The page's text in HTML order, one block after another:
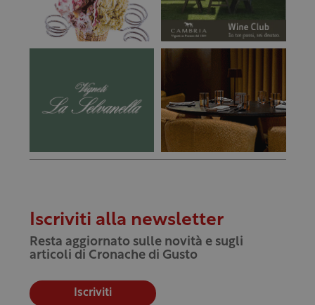
Iscriviti alla newsletter
Resta aggiornato sulle novità e sugli
articoli di Cronache di Gusto
Iscriviti